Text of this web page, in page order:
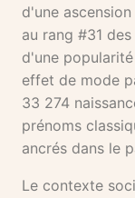
d'une
au rang #31
d'une
effet de mode
33 274
prénoms
ancrés dans le
Le contexte